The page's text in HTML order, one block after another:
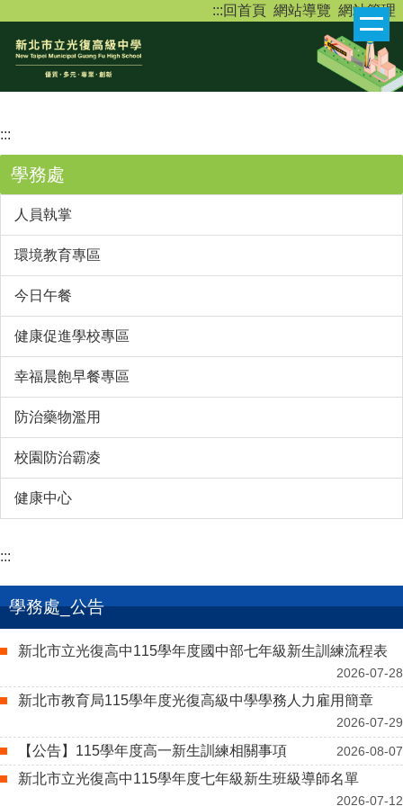
到
主
區
:::回首頁 網站導覽 網站管理
:::
學務處
人員執掌
環境教育專區
今日午餐
健康促進學校專區
幸福晨飽早餐專區
防治藥物濫用
校園防治霸凌
健康中心
:::
學務處_公告
新北市立光復高中115學年度國中部七年級新生訓練流程表
2026-07-28
新北市教育局115學年度光復高級中學學務人力雇用簡章
2026-07-29
【公告】115學年度高一新生訓練相關事項 2026-08-07
新北市立光復高中115學年度七年級新生班級導師名單
2026-07-12